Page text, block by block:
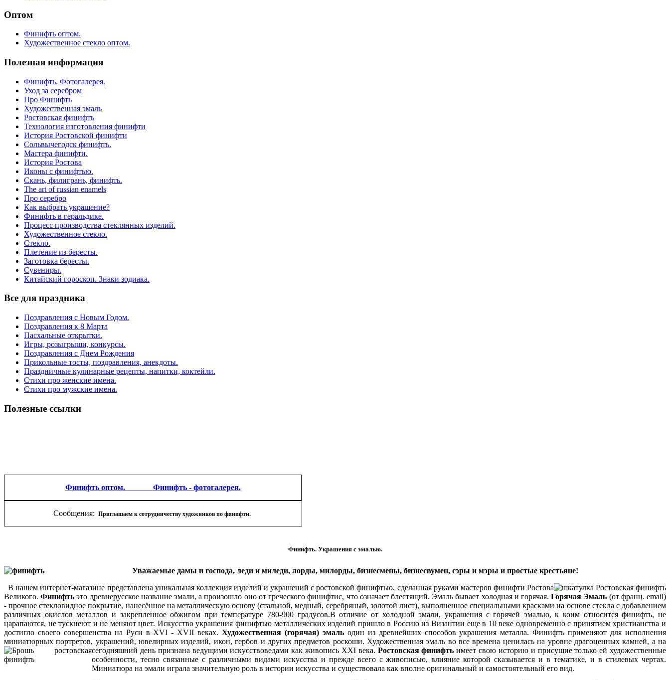
Оптом
Финифть оптом.
Художественное стекло оптом.
Полезная информация
Финифть. Фотогалерея.
Уход за серебром
Про Финифть
Художественная эмаль
Ростовская финифть
Технология изготовления финифти
История Ростовской финифти
Сольвычегодск финифть.
Мастера финифти.
История Ростова
Иконы с финифтью.
Скань, филигрань, финифть.
The art of russian enamels
Про серебро
Как выбрать украшение?
Финифть в геральдике.
Процесс производства стеклянных изделий.
Художественное стекло.
Стекло.
Плетение из бересты.
Заготовка бересты.
Сувениры.
Китайский гороскоп. Знаки зодиака.
Все для праздника
Поздравления с Новым Годом.
Поздравления к 8 Марта
Пасхальные открытки.
Игры, розыгрыши, конкурсы.
Поздравления с Днем Рождения
Прикольные тосты, поздравления, анекдоты.
Праздничные кулинарные рецепты, напитки, коктейли.
Стихи про женские имена.
Стихи про мужские имена.
Полезные ссылки
Финифть оптом. Финифть - фотогалерея.
Сообщения: Приглашаем к сотрудничеству художников по финифти.
Финифть. Украшения с эмалью.
Уважаемые дамы и господа, леди и миледи, лорды, милорды, бизнесмены, бизнесвумен, сэры и мэры и простые крестьяне!
В нашем интернет-магазине представлена уникальная коллекция изделий и украшений с ростовской финифтью, сделанная руками мастеров финифти Ростова
Великого.Финифть это древнерусское название эмали, а произошло оно от греческого финифтис, что означает блестящий. Эмаль бывает холодная и горячая.Горячая Эмаль (от франц. email)
- прочное стекловидное покрытие, нанесённое на металлическую основу (стальной, медный, серебряный, золотой лист), выполненное специальными красками на основе стекла с добавлением
различных окислов металлов и закрепленное обжигом при температуре 780-900 градусов.В отличие от холодной эмали, украшения с горячей эмалью, к коим относится финифть, не
царапаются, не тускнеют и не меняют цвет. Искусство украшения финифтью металлических изделий пришло в Россию из Византии еще в 10 веке одновременно с принятием христианства и
достигло своего совершенства на Руси в XVI - XVII веках.Художественная (горячая) эмальодин из древнейших способов украшения металла. Финифть применяют для исполнения
миниатюрных портретов, украшений, ювелирных изделий, икон, гербов и других предметов роскоши. Художественная эмаль во все времена ценилась на уровне драгоценных камней, а на
сегодняшний день признана ведущими искусствоведами как живопись XXI века. Ростовская финифть имеет свою историю и присущие только ей художественные
особенности, тесно связанные с различными видами искусства и прежде всего с живописью, влияние которой сказывается и в тематике, и в стилевых чертах.
Миниатюра на эмали играла значительную роль в истории искусства и существовала как вполне оригинальный и самостоятельный его вид.